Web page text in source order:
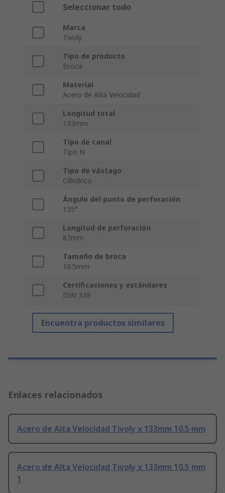
Seleccionar todo
Marca
Tivoly
Tipo de producto
Broca
Material
Acero de Alta Velocidad
Longitud total
133mm
Tipo de canal
Tipo N
Tipo de vástago
Cilíndrico
Ángulo del punto de perforación
135°
Longitud de perforación
87mm
Tamaño de broca
10.5mm
Certificaciones y estándares
DIN 338
Encuentra productos similares
Enlaces relacionados
Acero de Alta Velocidad Tivoly x 133mm 10.5 mm
Acero de Alta Velocidad Tivoly x 133mm 10.5 mm
1